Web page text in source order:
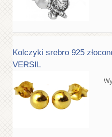
Kolczyki srebro 925
VERSIL